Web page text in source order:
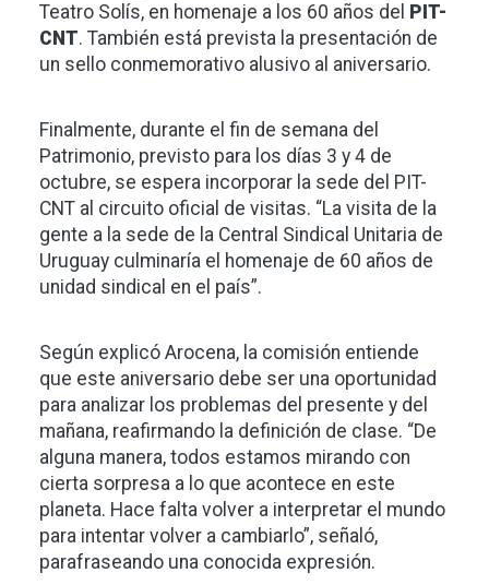
Teatro Solís, en homenaje a los 60 años del
PIT-
CNT. También está prevista la presentación de
un sello conmemorativo alusivo al aniversario.
Finalmente, durante el fin de semana del
Patrimonio, previsto para los días 3 y 4 de
octubre, se espera incorporar la sede del PIT-
CNT al circuito oficial de visitas. “La visita de la
gente a la sede de la Central Sindical Unitaria de
Uruguay culminaría el homenaje de 60 años de
unidad sindical en el país”.
Según explicó Arocena, la comisión entiende
que este aniversario debe ser una oportunidad
para analizar los problemas del presente y del
mañana, reafirmando la definición de clase. “De
alguna manera, todos estamos mirando con
cierta sorpresa a lo que acontece en este
planeta. Hace falta volver a interpretar el mundo
para intentar volver a cambiarlo”, señaló,
parafraseando una conocida expresión.